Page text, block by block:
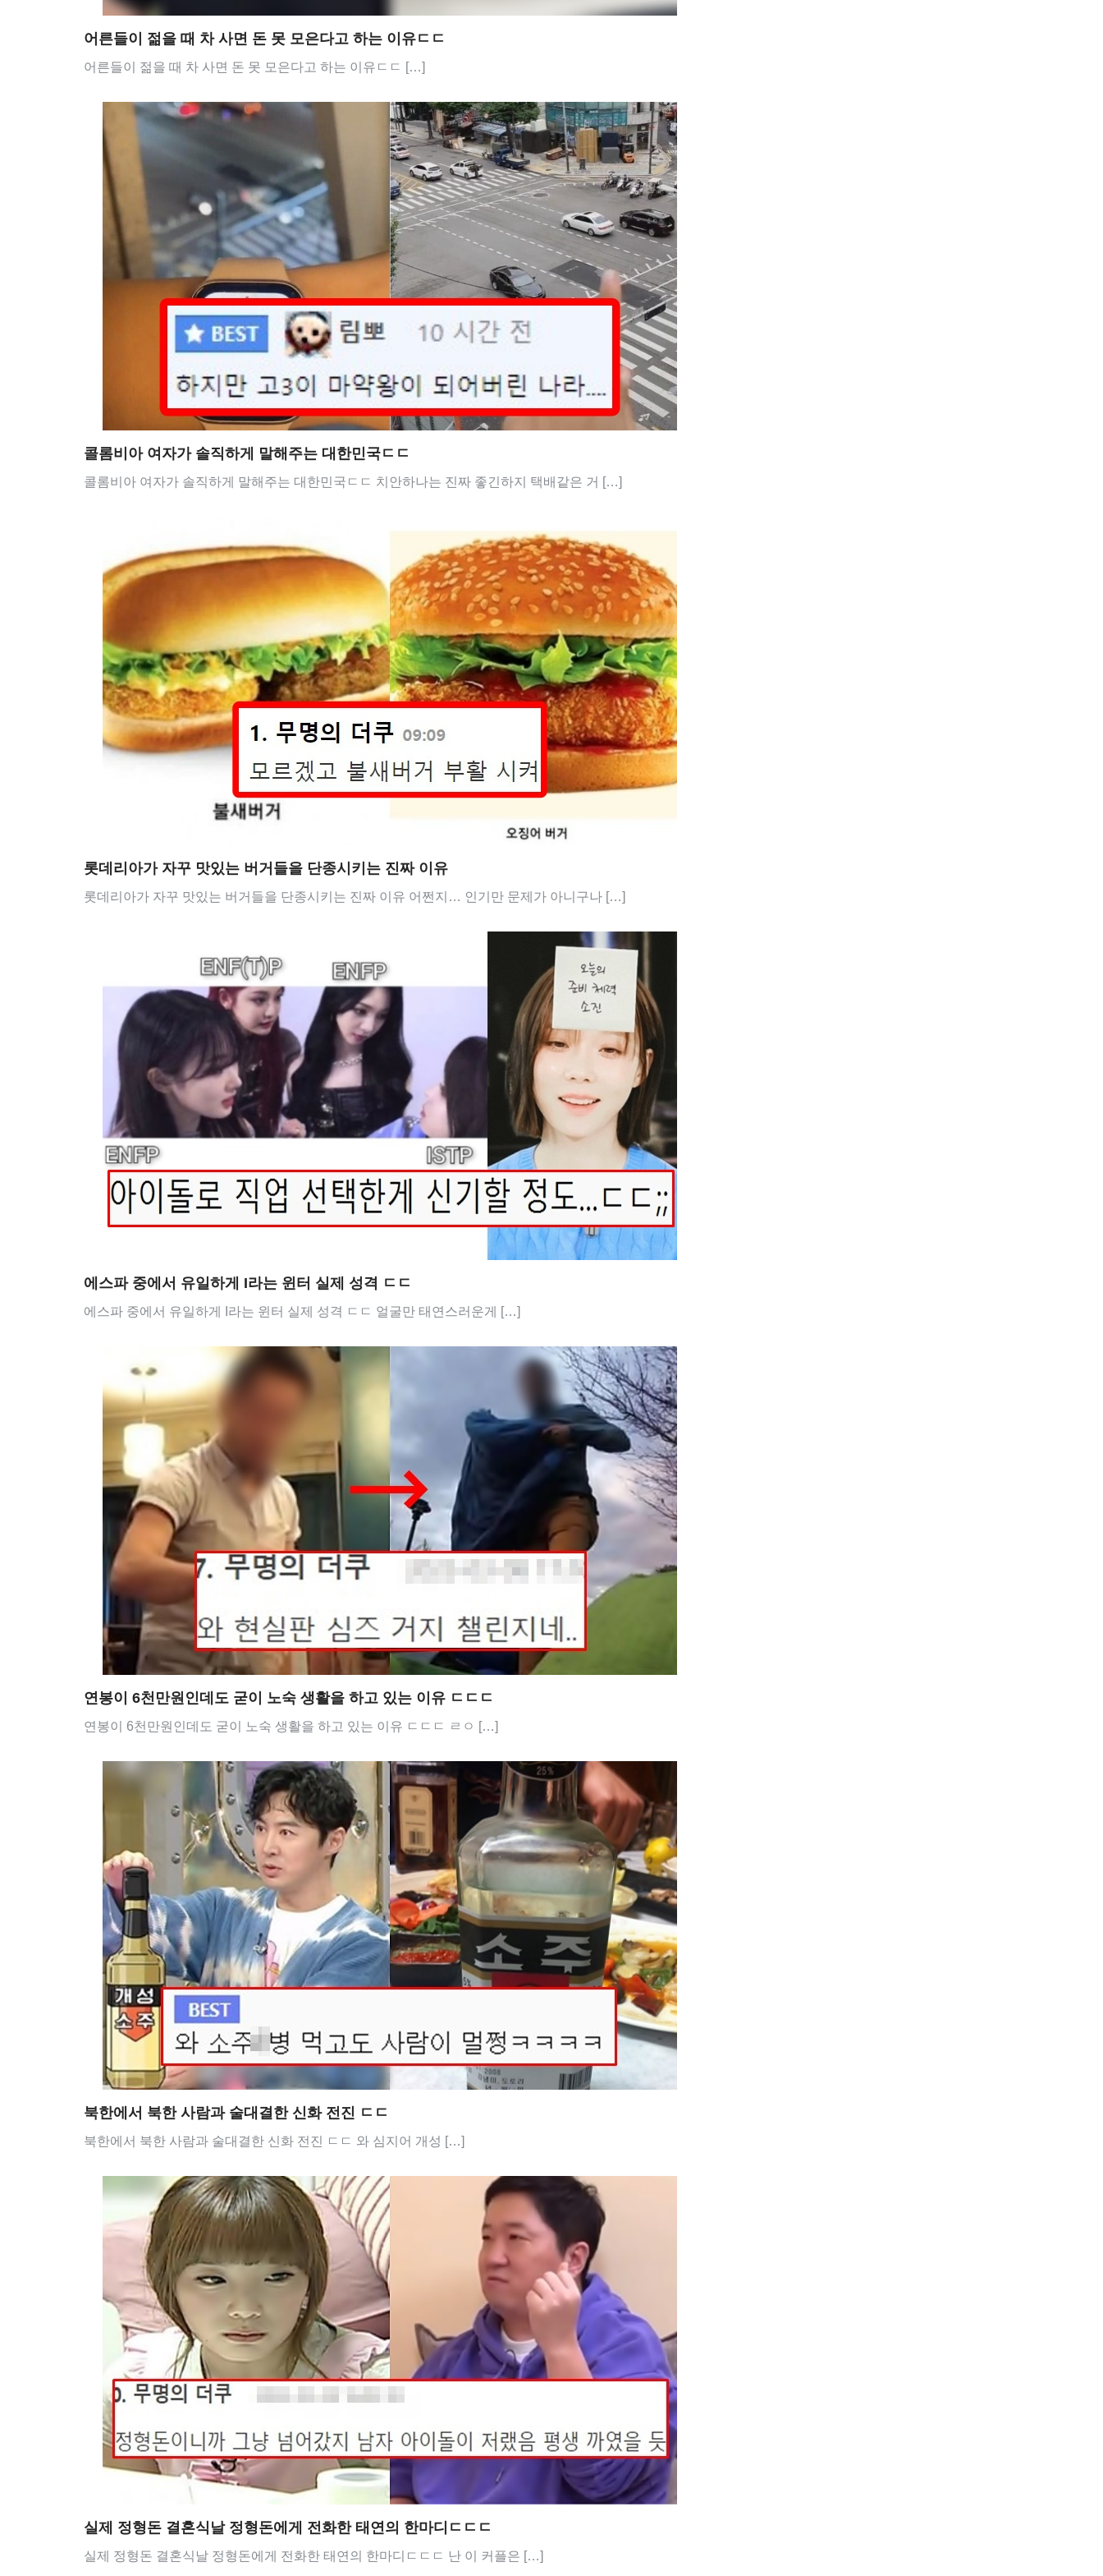
어른들이 젊을 때 차 사면 돈 못 모은다고 하는 이유ㄷㄷ
어른들이 젊을 때 차 사면 돈 못 모은다고 하는 이유ㄷㄷ […]
콜롬비아 여자가 솔직하게 말해주는 대한민국ㄷㄷ
콜롬비아 여자가 솔직하게 말해주는 대한민국ㄷㄷ 치안하나는 진짜 좋긴하지 택배같은 거 […]
롯데리아가 자꾸 맛있는 버거들을 단종시키는 진짜 이유
롯데리아가 자꾸 맛있는 버거들을 단종시키는 진짜 이유 어쩐지… 인기만 문제가 아니구나 […]
에스파 중에서 유일하게 I라는 윈터 실제 성격 ㄷㄷ
에스파 중에서 유일하게 I라는 윈터 실제 성격 ㄷㄷ 얼굴만 태연스러운게 […]
연봉이 6천만원인데도 굳이 노숙 생활을 하고 있는 이유 ㄷㄷㄷ
연봉이 6천만원인데도 굳이 노숙 생활을 하고 있는 이유 ㄷㄷㄷ ㄹㅇ […]
북한에서 북한 사람과 술대결한 신화 전진 ㄷㄷ
북한에서 북한 사람과 술대결한 신화 전진 ㄷㄷ 와 심지어 개성 […]
실제 정형돈 결혼식날 정형돈에게 전화한 태연의 한마디ㄷㄷㄷ
실제 정형돈 결혼식날 정형돈에게 전화한 태연의 한마디ㄷㄷㄷ 난 이 커플은 […]